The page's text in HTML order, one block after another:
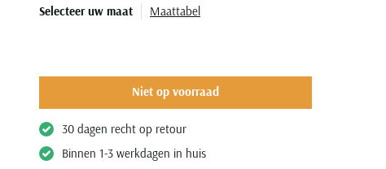
Selecteer uw maat Maattabel
Niet op voorraad
30 dagen recht op retour
Binnen 1-3 werkdagen in huis